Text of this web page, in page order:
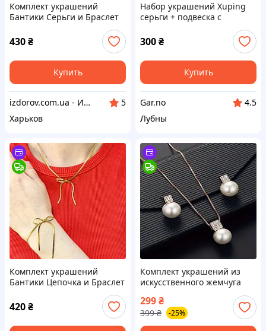
Комплект украшений
Бантики Серьги и Браслет
медицинского золота
Гипоаллергенные
украшения
430₴
Купить
izdorov.com.ua - Интернет-магазин витаминов и биодобавок
5
Харьков
Набор украшений Xuping
серьги + подвеска с
золото 18К
300₴
Купить
Gar.no
4.5
Лубны
Комплект украшений
Бантики Цепочка и Браслет
медицинского золота
Гипоаллергенные
украшения
420₴
Комплект украшений из
искусственного жемчуга
Ожерелье и серьги Розовое
золото Красивое женское
украшение
299₴
399 ₴ -25%